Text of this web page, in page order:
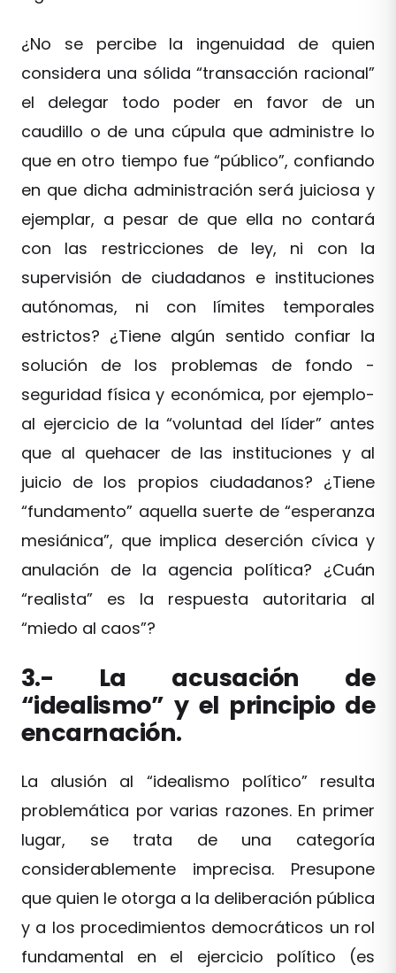
¿No se percibe la ingenuidad de quien
considera una sólida “transacción racional”
el delegar todo poder en favor de un
caudillo o de una cúpula que administre lo
que en otro tiempo fue “público”, confiando
en que dicha administración será juiciosa y
ejemplar, a pesar de que ella no contará
con las restricciones de ley, ni con la
supervisión de ciudadanos e instituciones
autónomas, ni con límites temporales
estrictos? ¿Tiene algún sentido confiar la
solución de los problemas de fondo -
seguridad física y económica, por ejemplo-
al ejercicio de la “voluntad del líder” antes
que al quehacer de las instituciones y al
juicio de los propios ciudadanos? ¿Tiene
“fundamento” aquella suerte de “esperanza
mesiánica”, que implica deserción cívica y
anulación de la agencia política? ¿Cuán
“realista” es la respuesta autoritaria al
“miedo al caos”?
3.- La acusación de
“idealismo” y el principio de
encarnación.
La alusión al “idealismo político” resulta
problemática por varias razones. En primer
lugar, se trata de una categoría
considerablemente imprecisa. Presupone
que quien le otorga a la deliberación pública
y a los procedimientos democráticos un rol
fundamental en el ejercicio político (es